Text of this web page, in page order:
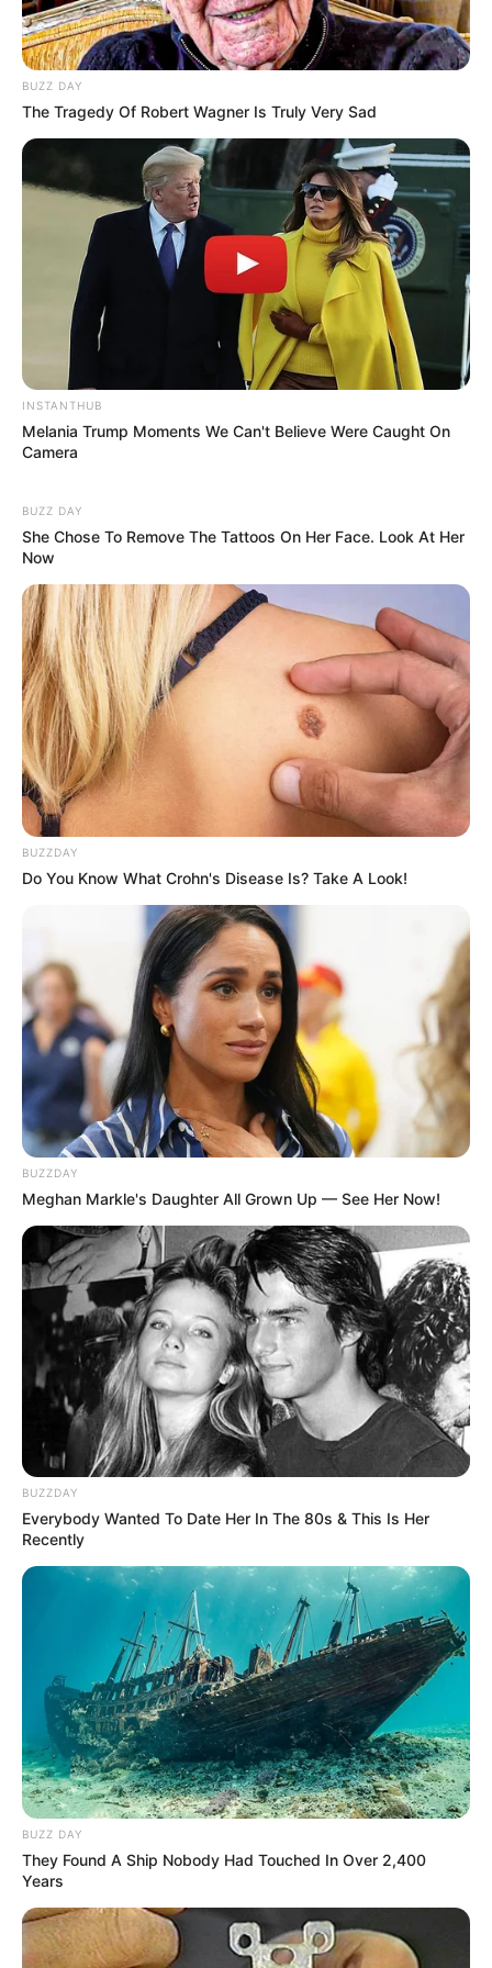
LIHAT ARTIKEL LAINNYA
Nyimas Ratu Rafa Shenina Cinnamon
Megan Domani Beby Tsabina
Salshabilla Adriani Cut Syifa
TULIS KOMENTAR
Alamat email Anda tidak akan dipublikasikan. Ruas yang wajib ditandai
BUZZ DAY
The Tragedy Of Robert Wagner Is Truly Very Sad
INSTANTHUB
Melania Trump Moments We Can't Believe Were Caught On
Camera
BUZZ DAY
She Chose To Remove The Tattoos On Her Face. Look At Her
Now
BUZZDAY
Do You Know What Crohn's Disease Is? Take A Look!
BUZZDAY
Meghan Markle's Daughter All Grown Up — See Her Now!
BUZZDAY
Everybody Wanted To Date Her In The 80s & This Is Her
Recently
BUZZ DAY
They Found A Ship Nobody Had Touched In Over 2,400
Years